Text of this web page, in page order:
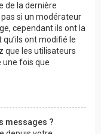
de la dernière
si un modérateur
cependant ils ont la
ont modifié le
que les utilisateurs
une fois que
messages ?